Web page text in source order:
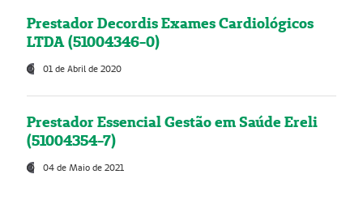
Prestador Decordis Exames Cardiológicos
LTDA (51004346-0)
01 de Abril de 2020
Prestador Essencial Gestão em Saúde Ereli
(51004354-7)
04 de Maio de 2021